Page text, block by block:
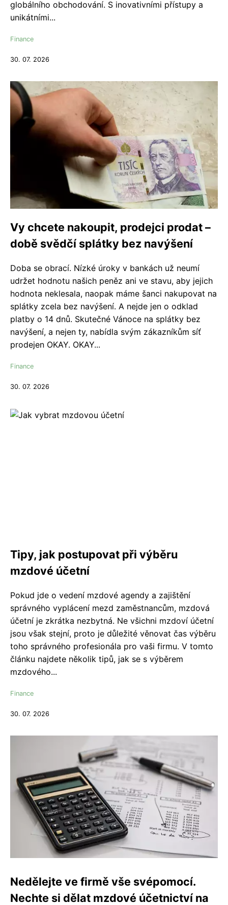
globálního obchodování. S inovativními přístupy a
unikátními...
Finance
30. 07. 2026
Vy chcete nakoupit, prodejci prodat –
době svědčí splátky bez navýšení
Doba se obrací. Nízké úroky v bankách už neumí
udržet hodnotu našich peněz ani ve stavu, aby jejich
hodnota neklesala, naopak máme šanci nakupovat na
splátky zcela bez navýšení. A nejde jen o odklad
platby o 14 dnů. Skutečné Vánoce na splátky bez
navýšení, a nejen ty, nabídla svým zákazníkům síť
prodejen OKAY. OKAY...
Finance
30. 07. 2026
Tipy, jak postupovat při výběru
mzdové účetní
Pokud jde o vedení mzdové agendy a zajištění
správného vyplácení mezd zaměstnancům, mzdová
účetní je zkrátka nezbytná. Ne všichni mzdoví účetní
jsou však stejní, proto je důležité věnovat čas výběru
toho správného profesionála pro vaši firmu. V tomto
článku najdete několik tipů, jak se s výběrem
mzdového...
Finance
30. 07. 2026
Nedělejte ve firmě vše svépomocí.
Nechte si dělat mzdové účetnictví na